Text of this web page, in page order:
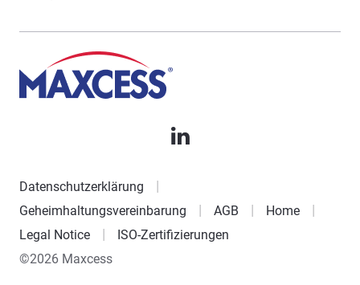
Datenschutzerklärung
Geheimhaltungsvereinbarung
AGB
Home
Legal Notice
ISO-Zertifizierungen
©2026 Maxcess